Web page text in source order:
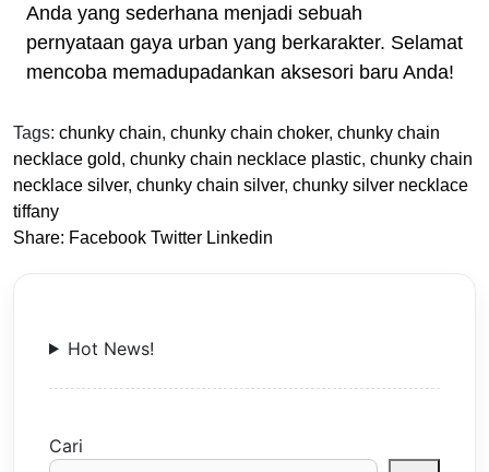
Anda yang sederhana menjadi sebuah
pernyataan gaya urban yang berkarakter. Selamat
mencoba memadupadankan aksesori baru Anda!
Tags: chunky chain, chunky chain choker, chunky chain
necklace gold, chunky chain necklace plastic, chunky chain
necklace silver, chunky chain silver, chunky silver necklace
tiffany
Share: Facebook Twitter Linkedin
Hot News!
Cari